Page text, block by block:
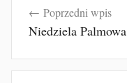
wpisuPoprzedni wpis
Niedziela Palmowa